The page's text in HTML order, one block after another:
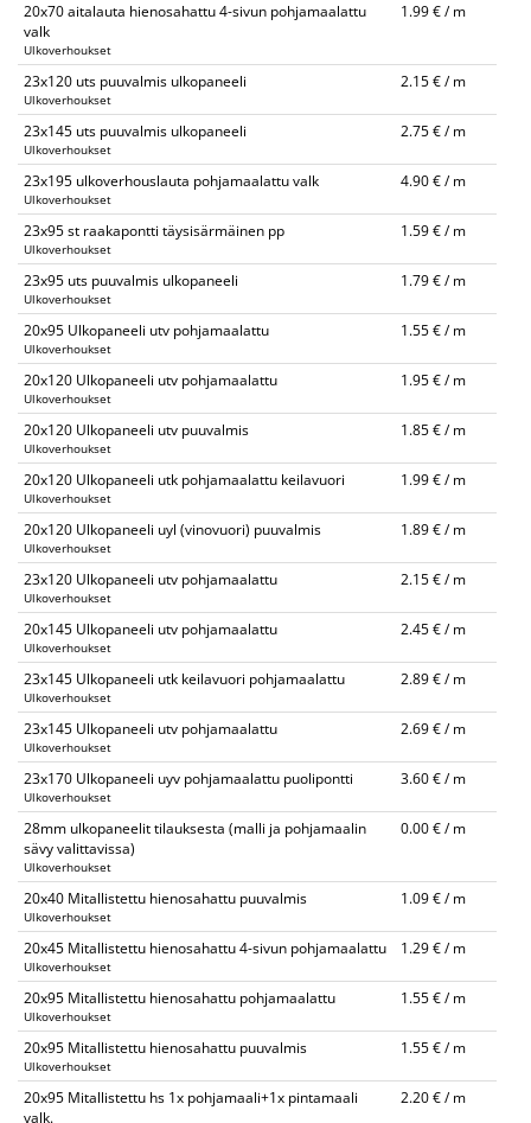
20x70 aitalauta hienosahattu 4-sivun pohjamaalattu
valk
Ulkoverhoukset
1.99 € / m
23x120 uts puuvalmis ulkopaneeli
Ulkoverhoukset
2.15 € / m
23x145 uts puuvalmis ulkopaneeli
Ulkoverhoukset
2.75 € / m
23x195 ulkoverhouslauta pohjamaalattu valk
Ulkoverhoukset
4.90 € / m
23x95 st raakapontti täysisärmäinen pp
Ulkoverhoukset
1.59 € / m
23x95 uts puuvalmis ulkopaneeli
Ulkoverhoukset
1.79 € / m
20x95 Ulkopaneeli utv pohjamaalattu
Ulkoverhoukset
1.55 € / m
20x120 Ulkopaneeli utv pohjamaalattu
Ulkoverhoukset
1.95 € / m
20x120 Ulkopaneeli utv puuvalmis
Ulkoverhoukset
1.85 € / m
20x120 Ulkopaneeli utk pohjamaalattu keilavuori
Ulkoverhoukset
1.99 € / m
20x120 Ulkopaneeli uyl (vinovuori) puuvalmis
Ulkoverhoukset
1.89 € / m
23x120 Ulkopaneeli utv pohjamaalattu
Ulkoverhoukset
2.15 € / m
20x145 Ulkopaneeli utv pohjamaalattu
Ulkoverhoukset
2.45 € / m
23x145 Ulkopaneeli utk keilavuori pohjamaalattu
Ulkoverhoukset
2.89 € / m
23x145 Ulkopaneeli utv pohjamaalattu
Ulkoverhoukset
2.69 € / m
23x170 Ulkopaneeli uyv pohjamaalattu puolipontti
Ulkoverhoukset
3.60 € / m
28mm ulkopaneelit tilauksesta (malli ja pohjamaalin
sävy valittavissa)
Ulkoverhoukset
0.00 € / m
20x40 Mitallistettu hienosahattu puuvalmis
Ulkoverhoukset
1.09 € / m
20x45 Mitallistettu hienosahattu 4-sivun pohjamaalattu
Ulkoverhoukset
1.29 € / m
20x95 Mitallistettu hienosahattu pohjamaalattu
Ulkoverhoukset
1.55 € / m
20x95 Mitallistettu hienosahattu puuvalmis
Ulkoverhoukset
1.55 € / m
20x95 Mitallistettu hs 1x pohjamaali+1x pintamaali
valk.
2.20 € / m